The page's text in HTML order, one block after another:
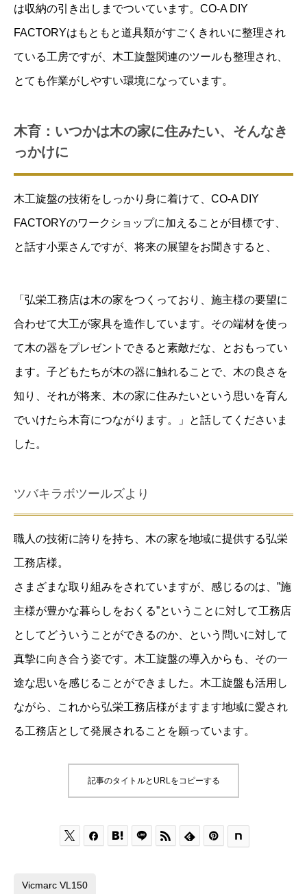
は収納の引き出しまでついています。CO-A DIY
FACTORYはもともと道具類がすごくきれいに整理され
ている工房ですが、木工旋盤関連のツールも整理され、
とても作業がしやすい環境になっています。
木育：いつかは木の家に住みたい、そんなき
っかけに
木工旋盤の技術をしっかり身に着けて、CO-A DIY
FACTORYのワークショップに加えることが目標です、
と話す小栗さんですが、将来の展望をお聞きすると、
「弘栄工務店は木の家をつくっており、施主様の要望に
合わせて大工が家具を造作しています。その端材を使っ
て木の器をプレゼントできると素敵だな、とおもってい
ます。子どもたちが木の器に触れることで、木の良さを
知り、それが将来、木の家に住みたいという思いを育ん
でいけたら木育につながります。」と話してくださいま
した。
ツバキラボツールズより
職人の技術に誇りを持ち、木の家を地域に提供する弘栄
工務店様。
さまざまな取り組みをされていますが、感じるのは、”施
主様が豊かな暮らしをおくる”ということに対して工務店
としてどういうことができるのか、という問いに対して
真摯に向き合う姿です。木工旋盤の導入からも、その一
途な思いを感じることができました。木工旋盤も活用し
ながら、これから弘栄工務店様がますます地域に愛され
る工務店として発展されることを願っています。
記事のタイトルとURLをコピーする
     
Vicmarc VL150